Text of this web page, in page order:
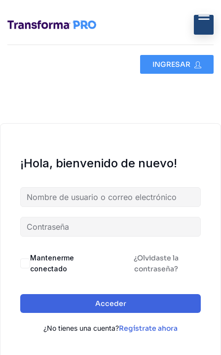
INGRESAR
¡Hola, bienvenido de nuevo!
Mantenerme
conectado
¿Olvidaste la
contraseña?
Acceder
¿No tienes una cuenta?Regístrate ahora